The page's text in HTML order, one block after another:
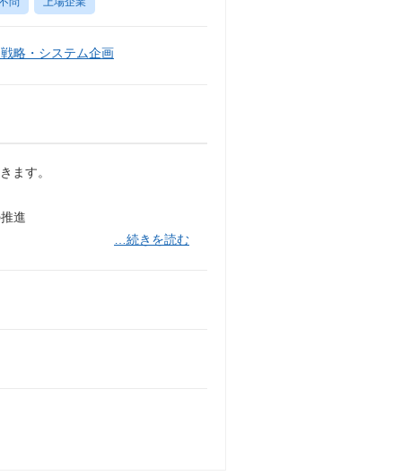
略・システム企画
ます。
進
…続きを読む